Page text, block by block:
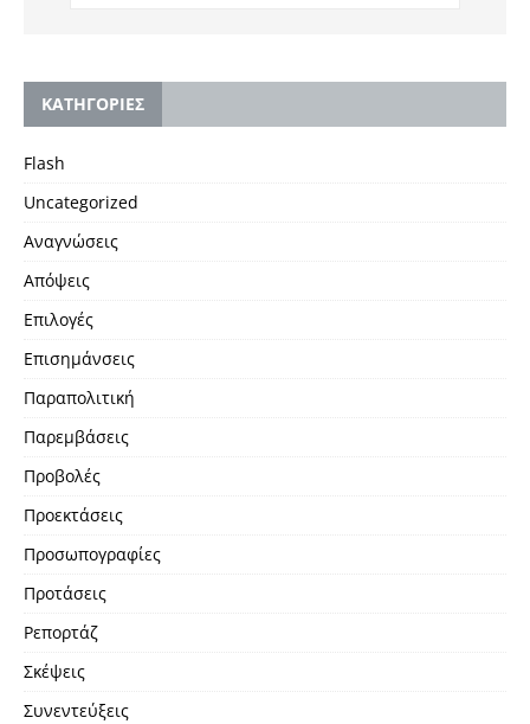
KΑΤΗΓΟΡΙΕΣ
Flash
Uncategorized
Αναγνώσεις
Απόψεις
Επιλογές
Επισημάνσεις
Παραπολιτική
Παρεμβάσεις
Προβολές
Προεκτάσεις
Προσωπογραφίες
Προτάσεις
Ρεπορτάζ
Σκέψεις
Συνεντεύξεις